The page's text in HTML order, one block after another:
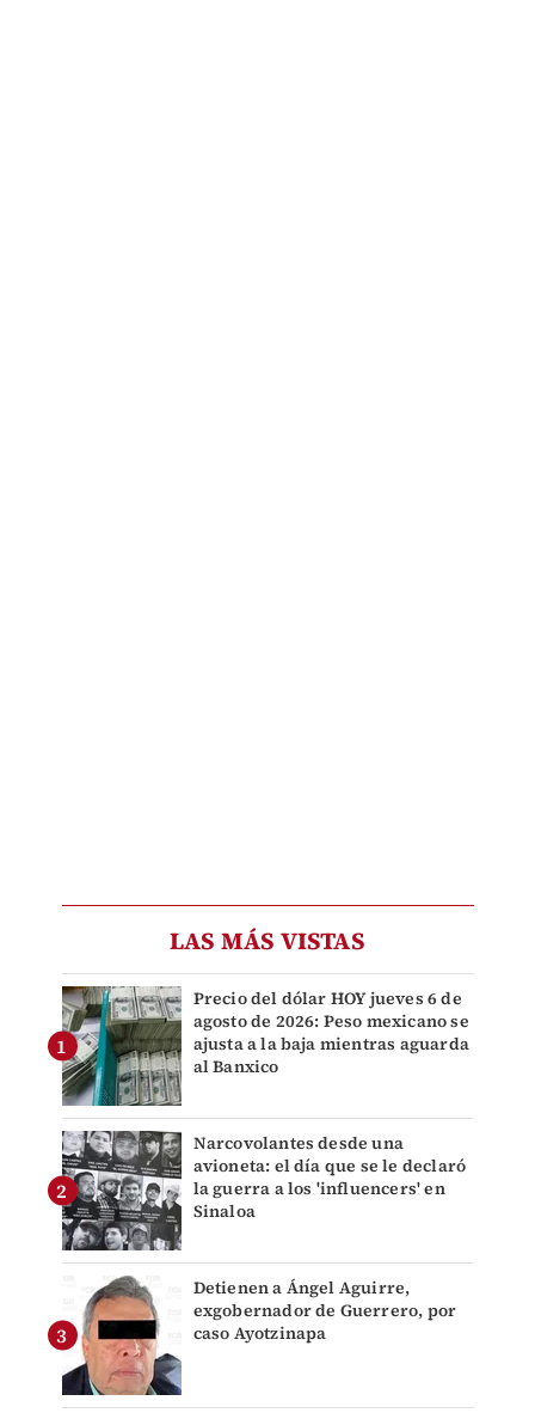
LAS MÁS VISTAS
Precio del dólar HOY jueves 6 de
agosto de 2026: Peso mexicano se
ajusta a la baja mientras aguarda
al Banxico
Narcovolantes desde una
avioneta: el día que se le declaró
la guerra a los 'influencers' en
Sinaloa
Detienen a Ángel Aguirre,
exgobernador de Guerrero, por
caso Ayotzinapa